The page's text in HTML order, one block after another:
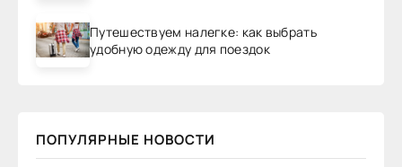
Путешествуем налегке: как выбрать
удобную одежду для поездок
ПОПУЛЯРНЫЕ НОВОСТИ